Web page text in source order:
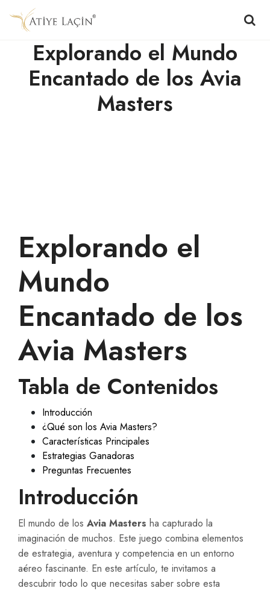
Explorando el Mundo
Encantado de los Avia
Masters
Explorando el
Mundo
Encantado de los
Avia Masters
Tabla de Contenidos
Introducción
¿Qué son los Avia Masters?
Características Principales
Estrategias Ganadoras
Preguntas Frecuentes
Introducción
El mundo de los Avia Masters ha capturado la
imaginación de muchos. Este juego combina elementos
de estrategia, aventura y competencia en un entorno
aéreo fascinante. En este artículo, te invitamos a
descubrir todo lo que necesitas saber sobre esta